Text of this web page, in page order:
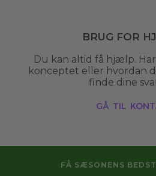
Brug for
Du kan altid få hjælp.
konceptet eller hvordan
finde dine
gå til
FÅ SÆSONENS